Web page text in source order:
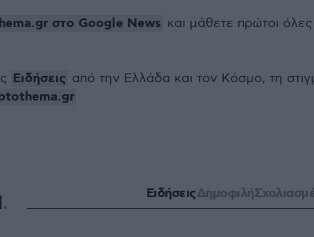
στο Google News και μάθετε πρώτοι όλες
Ειδήσεις από την Ελλάδα και τον Κόσμο, τη
ΕιδήσειςΔημοφιλή